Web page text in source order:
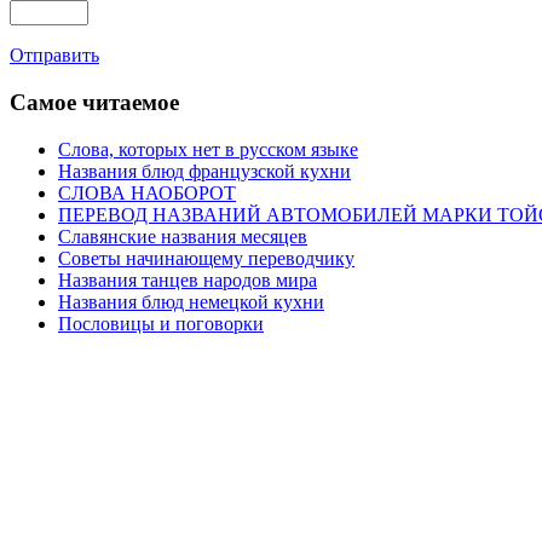
Отправить
Самое читаемое
Слова, которых нет в русском языке
Названия блюд французской кухни
СЛОВА НАОБОРОТ
ПЕРЕВОД НАЗВАНИЙ АВТОМОБИЛЕЙ МАРКИ
Славянские названия месяцев
Советы начинающему переводчику
Названия танцев народов мира
Названия блюд немецкой кухни
Пословицы и поговорки